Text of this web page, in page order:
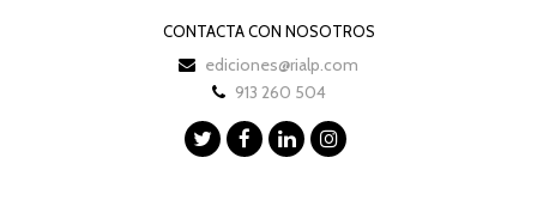
CONTACTA CON NOSOTROS
ediciones@rialp.com
913 260 504